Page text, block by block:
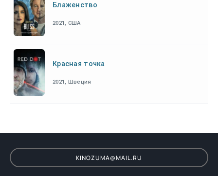
Блаженство
2021, США
Красная точка
2021, Швеция
KINOZUMA@MAIL.RU